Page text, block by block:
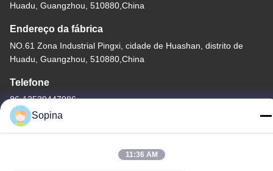
Huadu, Guangzhou, 510880,China
Endereço da fábrica
NO.61 Zona Industrial Pingxi, cidade de Huashan, distrito de
Huadu, Guangzhou, 510880,China
Telefone
86-13539447986
Sopina
11:36 AM